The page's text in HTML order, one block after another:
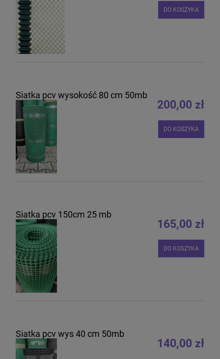
DO KOSZYKA
Siatka pcv wysokość 80 cm 50mb
200,00 zł
DO KOSZYKA
Siatka pcv 150cm 25 mb
165,00 zł
DO KOSZYKA
Siatka pcv wys 40 cm 50mb
140,00 zł